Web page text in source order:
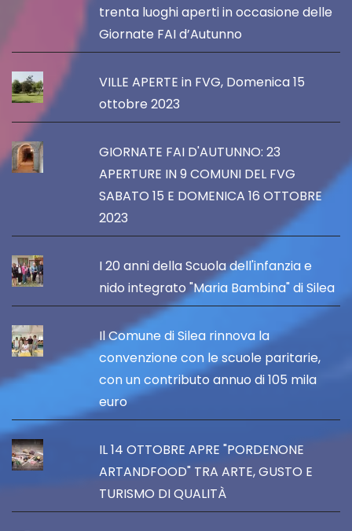
trenta luoghi aperti in occasione delle
Giornate FAI d’Autunno
VILLE APERTE in FVG, Domenica 15
ottobre 2023
GIORNATE FAI D'AUTUNNO: 23
APERTURE IN 9 COMUNI DEL FVG
SABATO 15 E DOMENICA 16 OTTOBRE
2023
I 20 anni della Scuola dell'infanzia e
nido integrato "Maria Bambina" di Silea
Il Comune di Silea rinnova la
convenzione con le scuole paritarie,
con un contributo annuo di 105 mila
euro
IL 14 OTTOBRE APRE "PORDENONE
ARTANDFOOD" TRA ARTE, GUSTO E
TURISMO DI QUALITÀ